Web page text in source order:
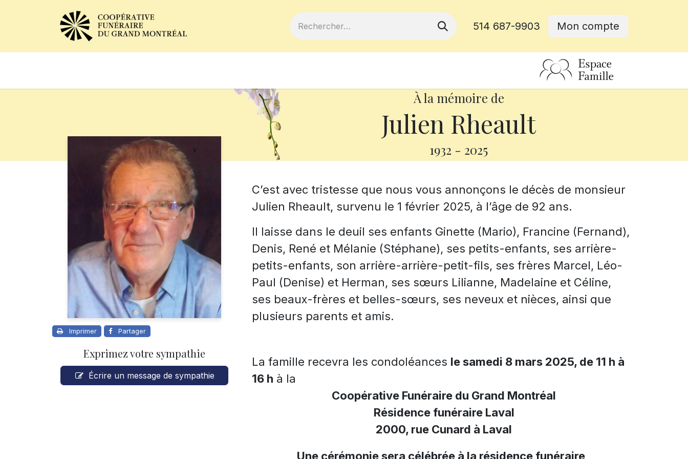
514 687-9903 Mon compte
À la mémoire de
Julien Rheault
1932 - 2025
Imprimer Partager
Exprimez votre sympathie
Écrire un message de sympathie
C’est avec tristesse que nous vous annonçons le décès de monsieur
Julien Rheault, survenu le 1 février 2025, à l’âge de 92 ans.
Il laisse dans le deuil ses enfants Ginette (Mario), Francine (Fernand),
Denis, René et Mélanie (Stéphane), ses petits-enfants, ses arrière-
petits-enfants, son arrière-arrière-petit-fils, ses frères Marcel, Léo-
Paul (Denise) et Herman, ses sœurs Lilianne, Madelaine et Céline,
ses beaux-frères et belles-sœurs, ses neveux et nièces, ainsi que
plusieurs parents et amis.
La famille recevra les condoléances le samedi 8 mars 2025, de 11 h à
16 h à la
Coopérative Funéraire du Grand Montréal
Résidence funéraire Laval
2000, rue Cunard à Laval
Une cérémonie sera célébrée à la résidence funéraire